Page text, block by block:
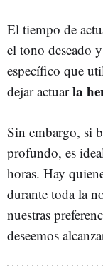
El tiempo de
el tono deseado
específico que
dejar actuar la
Sin embargo, si
profundo, es
horas. Hay
durante toda la
nuestras
deseemos